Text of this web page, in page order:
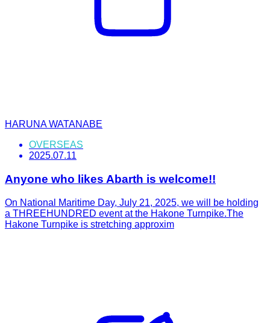
HARUNA WATANABE
OVERSEAS
2025.07.11
Anyone who likes Abarth is welcome!!
On National Maritime Day, July 21, 2025, we will be holding
a THREEHUNDRED event at the Hakone Turnpike.The
Hakone Turnpike is stretching approxim